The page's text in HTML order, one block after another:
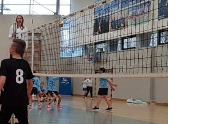
Schulwart
Impressum
Datenschutzerklärung